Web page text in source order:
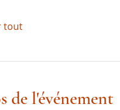
tout
de l'événement